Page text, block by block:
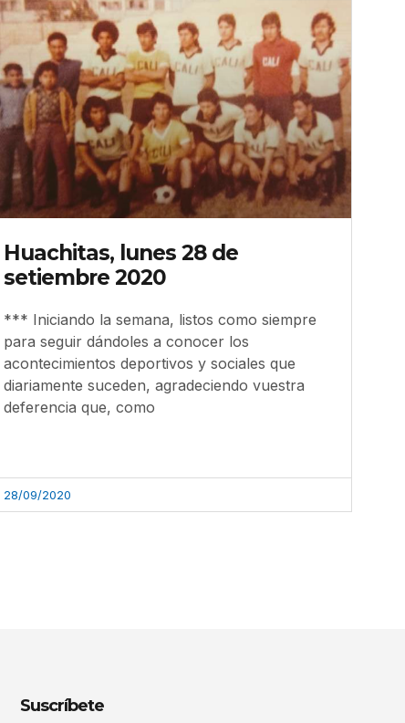
Huachitas, lunes 28 de
setiembre 2020
*** Iniciando la semana, listos como siempre
para seguir dándoles a conocer los
acontecimientos deportivos y sociales que
diariamente suceden, agradeciendo vuestra
deferencia que, como
28/09/2020
Suscríbete